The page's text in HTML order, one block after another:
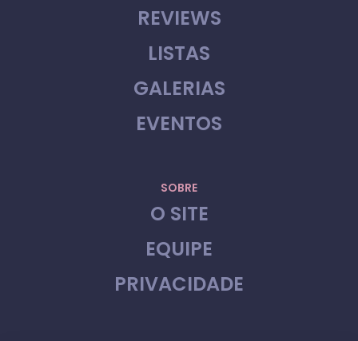
REVIEWS
LISTAS
GALERIAS
EVENTOS
SOBRE
O SITE
EQUIPE
PRIVACIDADE